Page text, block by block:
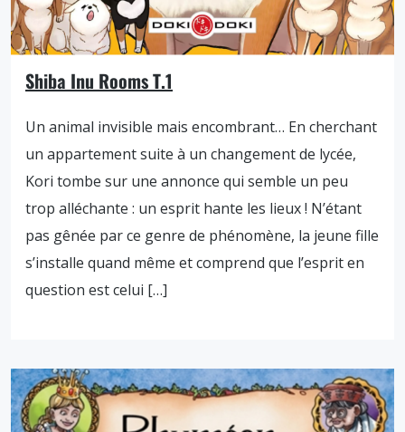
Shiba Inu Rooms T.1
Un animal invisible mais encombrant… En cherchant
un appartement suite à un changement de lycée,
Kori tombe sur une annonce qui semble un peu
trop alléchante : un esprit hante les lieux ! N’étant
pas gênée par ce genre de phénomène, la jeune fille
s’installe quand même et comprend que l’esprit en
question est celui […]